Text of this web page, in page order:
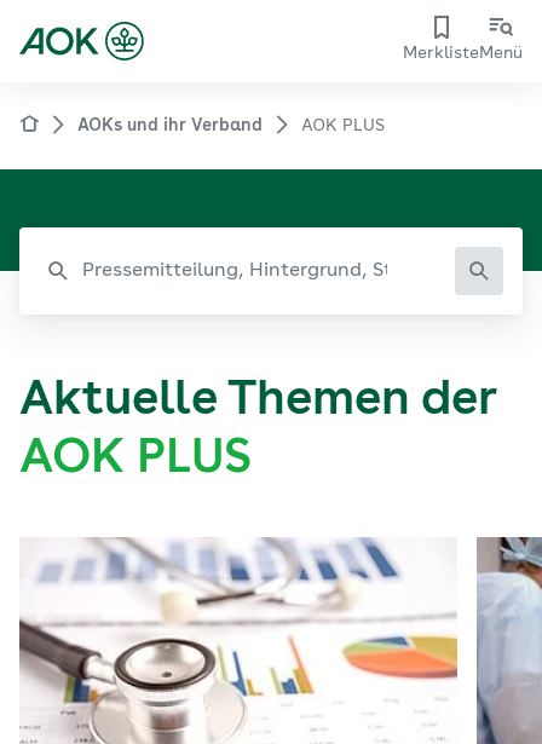
MerklisteMenü
AOKs und ihr Verband AOK PLUS
Aktuelle Themen der
AOK PLUS